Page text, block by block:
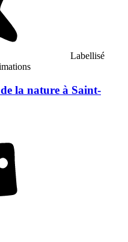
Labellisé
la nature à Saint-